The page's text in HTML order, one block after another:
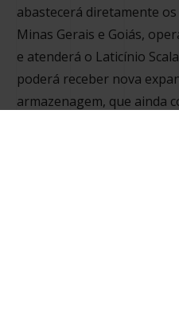
abastecerá diretamente
Minas Gerais e Goiás,
e atenderá o Laticínio
poderá receber nova
armazenagem, que ainda